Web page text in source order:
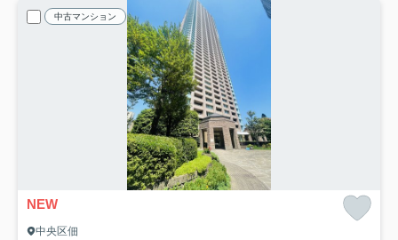
中古マンション
NEW
中央区佃